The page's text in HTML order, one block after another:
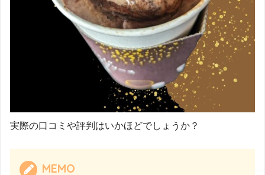
実際の口コミや評判はいかほどでしょうか？
MEMO